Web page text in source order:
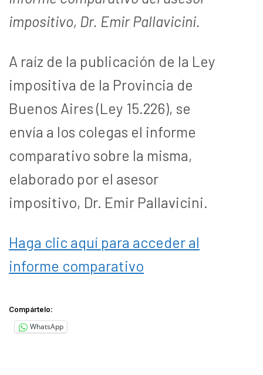
impositivo, Dr. Emir Pallavicini.
A raíz de la publicación de la Ley
impositiva de la Provincia de
Buenos Aires (Ley 15.226), se
envía a los colegas el informe
comparativo sobre la misma,
elaborado por el asesor
impositivo, Dr. Emir Pallavicini.
Haga clic aquí para acceder al
informe comparativo
Compártelo:
WhatsApp